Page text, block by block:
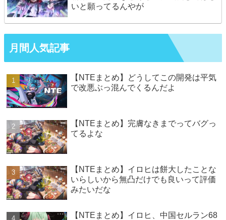
いと願ってるんやが
月間人気記事
【NTEまとめ】どうしてこの開発は平気
で改悪ぶっ混んでくるんだよ
【NTEまとめ】完膚なきまでってバグっ
てるよな
【NTEまとめ】イロヒは餅大したことな
いらしいから無凸だけでも良いって評価
みたいだな
【NTEまとめ】イロヒ、中国セルラン68